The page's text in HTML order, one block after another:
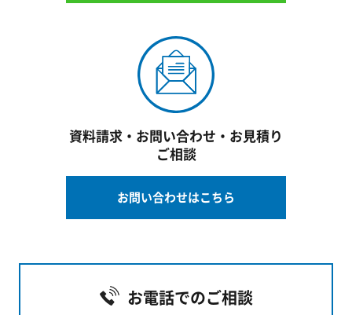
資料請求・お問い合わせ・お見積り
ご相談
お問い合わせはこちら
お電話でのご相談